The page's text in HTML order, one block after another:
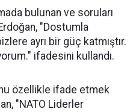
bulunan ve soruları
"Dostumla
ayrı bir güç katmıştır.
ifadesini kullandı.
özellikle ifade etmek
"NATO Liderler